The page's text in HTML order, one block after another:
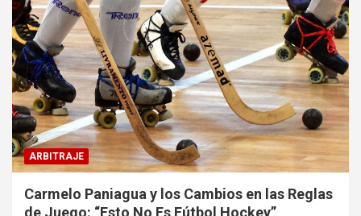
ARBITRAJE
Carmelo Paniagua y los Cambios en las Reglas
de Juego: “Esto No Es Fútbol Hockey”